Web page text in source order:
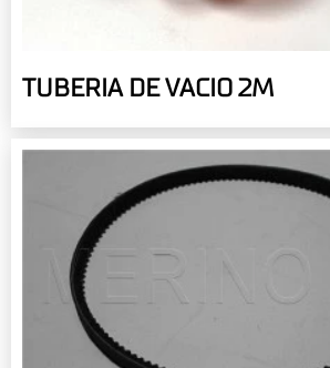
TUBERIA DE VACIO 2M